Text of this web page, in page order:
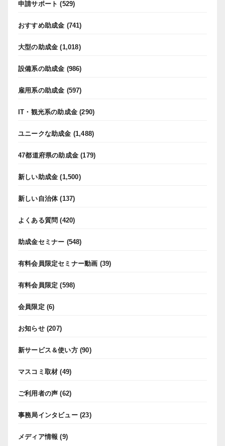
申請サポート (529)
おすすめ助成金 (741)
大型の助成金 (1,018)
設備系の助成金 (986)
雇用系の助成金 (597)
IT・観光系の助成金 (290)
ユニークな助成金 (1,488)
47都道府県の助成金 (179)
新しい助成金 (1,500)
新しい自治体(137)
よくある質問 (420)
助成金セミナー (548)
有料会員限定セミナー動画 (39)
有料会員限定 (598)
会員限定 (6)
お知らせ(207)
新サービス＆使い方(90)
マスコミ取材 (49)
ご利用者の声 (62)
事務局インタビュー(23)
メディア情報 (9)